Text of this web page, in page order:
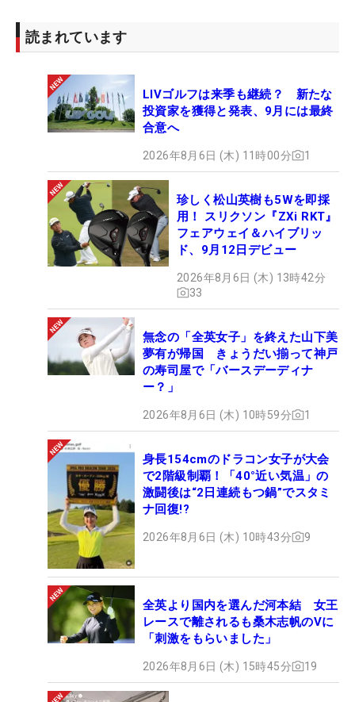
読まれています
LIVゴルフは来季も継続？ 新たな
投資家を獲得と発表、9月には最終
合意へ
2026年8月6日 (木) 11時00分 1
珍しく松山英樹も5Wを即採
用！ スリクソン『ZXi RKT』
フェアウェイ＆ハイブリッ
ド、9月12日デビュー
2026年8月6日 (木) 13時42分
33
無念の「全英女子」を終えた山下美
夢有が帰国 きょうだい揃って神戸
の寿司屋で「バースデーディナ
ー？」
2026年8月6日 (木) 10時59分 1
身長154cmのドラコン女子が大会
で2階級制覇！「40°近い気温」の
激闘後は“2日連続もつ鍋”でスタミ
ナ回復!?
2026年8月6日 (木) 10時43分 9
全英より国内を選んだ河本結 女王
レースで離されるも桑木志帆のVに
「刺激をもらいました」
2026年8月6日 (木) 15時45分 19